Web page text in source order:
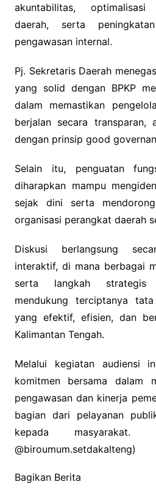
akuntabilitas,
daerah, serta
pengawasan internal.
Pj. Sekretaris Daerah
yang solid dengan BPKP
dalam memastikan
berjalan secara transparan,
dengan prinsip good
Selain itu, penguatan
diharapkan mampu
sejak dini serta
organisasi perangkat daerah
Diskusi berlangsung
interaktif, di mana berbagai
serta langkah strategis
mendukung terciptanya
yang efektif, efisien, dan
Kalimantan Tengah.
Melalui kegiatan audiensi
komitmen bersama dalam
pengawasan dan kinerja
bagian dari pelayanan
kepada
@biroumum.setdakalteng)
Bagikan Berita